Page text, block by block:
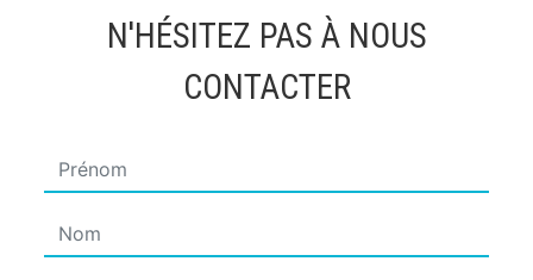
N'HÉSITEZ PAS À NOUS
CONTACTER